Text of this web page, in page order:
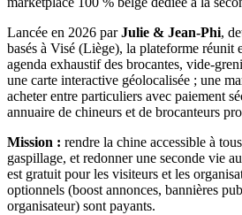
Lancée en 2026 parJulie & Jean-Phi,
basés à Visé (Liège), la plateforme réunit
agenda exhaustif des brocantes, vide-
une carte interactive géolocalisée ; une
acheter entre particuliers avec paiement
annuaire de chineurs et de brocanteurs
Mission : rendre la chine accessible à
gaspillage, et redonner une seconde vie
est gratuit pour les visiteurs et les
optionnels (boost annonces, bannières
organisateur) sont payants.